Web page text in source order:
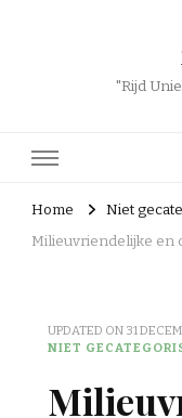
"Rijd
Home
Niet
Milieuvriendelijke en
UPDATED ON 31
NIET